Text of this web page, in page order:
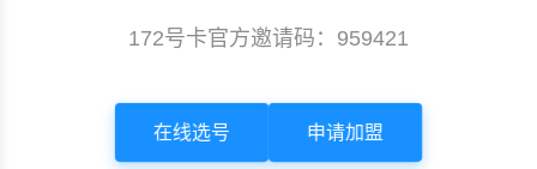
172号卡官方邀请码： 959421
在线选号 申请加盟